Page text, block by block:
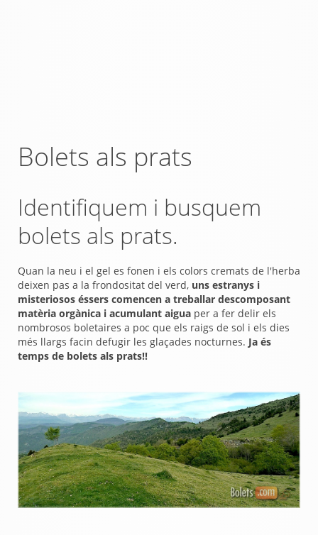
Bolets als prats
Identifiquem i busquem
bolets als prats.
Quan la neu i el gel es fonen i els colors cremats de l'herba
deixen pas a la frondositat del verd, uns estranys i
misteriosos éssers comencen a treballar descomposant
matèria orgànica i acumulant aigua per a fer delir els
nombrosos boletaires a poc que els raigs de sol i els dies
més llargs facin defugir les glaçades nocturnes. Ja és
temps de bolets als prats!!